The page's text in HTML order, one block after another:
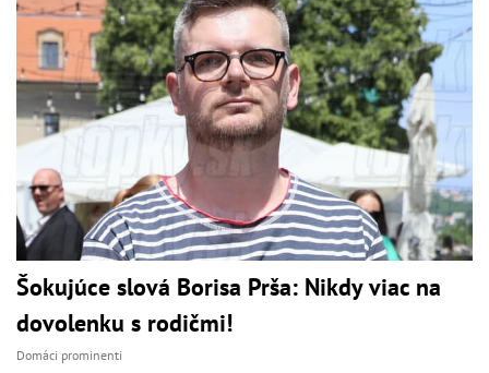
Šokujúce slová Borisa Prša: Nikdy viac na
dovolenku s rodičmi!
Domáci prominenti